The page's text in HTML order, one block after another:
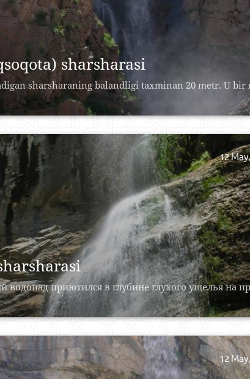
sharsharasi
sharsharaning balandligi taxminan 20 metr. U bir
водопад приютился в глубине глухого ущелья на
12
12